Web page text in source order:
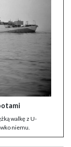
walkę z U-
niemu.